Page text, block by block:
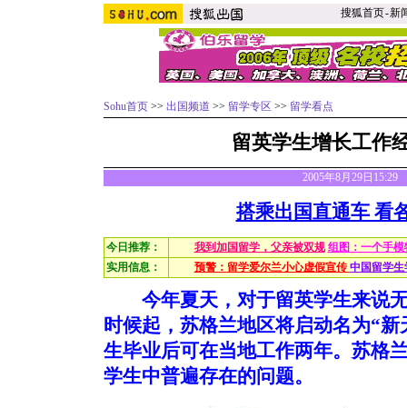
搜狐首页-新
Sohu首页 >> 出国频道 >> 留学专区 >> 留学看点
留英学生增长工作
2005年8月29日
搭乘出国直通车 看
今日推荐： 我到加国留学，父亲被双规 组图：一个手
实用信息：
预警：留学爱尔兰小心虚假宣传 中国留学
今年夏天，对于留英学生来说
时候起，苏格兰地区将启动名为“
生毕业后可在当地工作两年。苏格
学生中普遍存在的问题。